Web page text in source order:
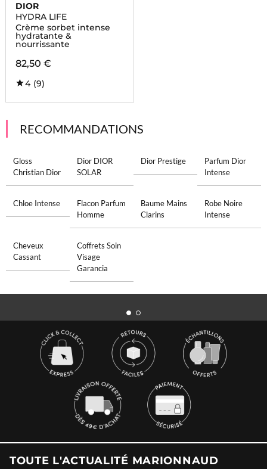
DIOR
HYDRA LIFE
Crème sorbet intense
hydratante &
nourrissante
82,50 €
4 (9)
RECOMMANDATIONS
Gloss
Christian Dior
Dior DIOR
SOLAR
Dior Prestige
Parfum Dior
Intense
Chloe Intense
Flacon Parfum
Homme
Baume Mains
Clarins
Robe Noire
Intense
Cheveux
Cassant
Coffrets Soin
Visage
Garancia
TOUTE L'ACTUALITÉ MARIONNAUD